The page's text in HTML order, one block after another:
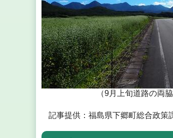
（9月上旬道路の両
記事提供：福島県下郷町総合政